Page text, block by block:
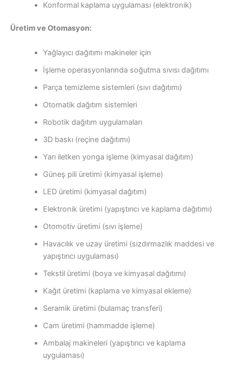
Konformal kaplama uygulaması (elektronik)
Üretim ve Otomasyon:
Yağlayıcı dağıtımı makineler için
İşleme operasyonlarında soğutma sıvısı dağıtımı
Parça temizleme sistemleri (sıvı dağıtımı)
Otomatik dağıtım sistemleri
Robotik dağıtım uygulamaları
3D baskı (reçine dağıtımı)
Yarı iletken yonga işleme (kimyasal dağıtım)
Güneş pili üretimi (kimyasal işleme)
LED üretimi (kimyasal dağıtım)
Elektronik üretimi (yapıştırıcı ve kaplama dağıtımı)
Otomotiv üretimi (sıvı işleme)
Havacılık ve uzay üretimi (sızdırmazlık maddesi ve
yapıştırıcı uygulaması)
Tekstil üretimi (boya ve kimyasal dağıtımı)
Kağıt üretimi (kaplama ve kimyasal ekleme)
Seramik üretimi (bulamaç transferi)
Cam üretimi (hammadde işleme)
Ambalaj makineleri (yapıştırıcı ve kaplama
uygulaması)